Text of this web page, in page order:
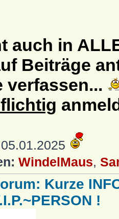
auch in
Beiträge
verfassen...
05.01.2025
WindelMaus,
Kurze
!